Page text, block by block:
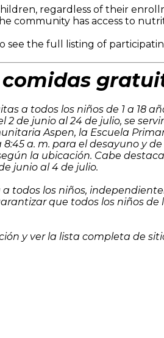
regardless of their
community has access to
the full listing of
a todos los niños de 1 a 18
2 de junio al 24 de julio, se
Aspen, la Escuela
a. m. para el desayuno y
la ubicación. Cabe
junio al 4 de julio.
todos los niños,
que todos los niños
y ver la lista completa de